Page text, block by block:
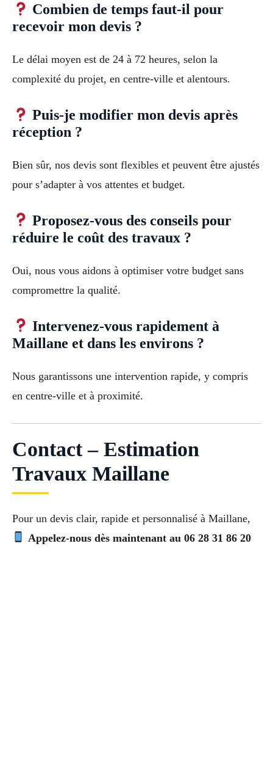
Combien de temps faut-il pour
recevoir mon devis ?
Le délai moyen est de 24 à 72 heures, selon la
complexité du projet, en centre-ville et alentours.
Puis-je modifier mon devis après
réception ?
Bien sûr, nos devis sont flexibles et peuvent être ajustés
pour s’adapter à vos attentes et budget.
Proposez-vous des conseils pour
réduire le coût des travaux ?
Oui, nous vous aidons à optimiser votre budget sans
compromettre la qualité.
Intervenez-vous rapidement à
Maillane et dans les environs ?
Nous garantissons une intervention rapide, y compris
en centre-ville et à proximité.
Contact – Estimation
Travaux Maillane
Pour un devis clair, rapide et personnalisé à Maillane,
Appelez-nous dès maintenant au 06 28 31 86 20